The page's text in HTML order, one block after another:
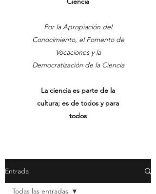
Por la Apropiación del
Conocimiento, el Fomento de
Vocaciones y la
Democratización de la Ciencia
La ciencia es parte de la
cultura; es de todos y para
todos
Entrada
Todas las entradas